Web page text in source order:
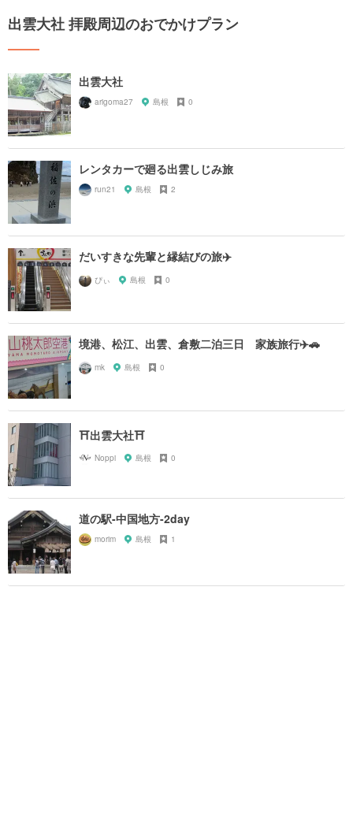
出雲大社 拝殿周辺のおでかけプラン
出雲大社
arigoma27 島根 0
レンタカーで廻る出雲しじみ旅
run21 島根 2
だいすきな先輩と縁結びの旅✈️
ぴぃ 島根 0
境港、松江、出雲、倉敷二泊三日 家族旅行✈️🚗
mk 島根 0
⛩出雲大社⛩
Noppi 島根 0
道の駅-中国地方-2day
morim 島根 1